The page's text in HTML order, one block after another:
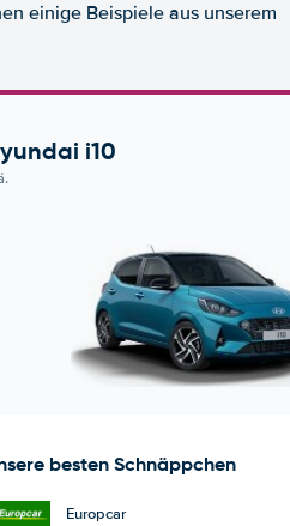
einige Beispiele aus unserem
i10
besten Schnäppchen
Europcar